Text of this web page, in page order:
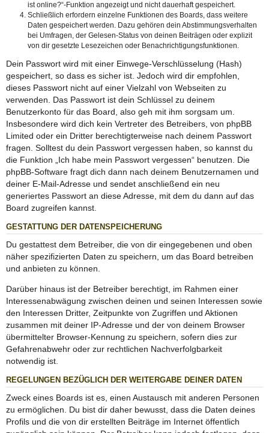
ist online?“-Funktion angezeigt und nicht dauerhaft gespeichert.
Schließlich erfordern einzelne Funktionen des Boards, dass weitere
Daten gespeichert werden. Dazu gehören dein Abstimmungsverhalten
bei Umfragen, der Gelesen-Status von deinen Beiträgen oder explizit
von dir gesetzte Lesezeichen oder Benachrichtigungsfunktionen.
Dein Passwort wird mit einer Einwege-Verschlüsselung (Hash)
gespeichert, so dass es sicher ist. Jedoch wird dir empfohlen,
dieses Passwort nicht auf einer Vielzahl von Webseiten zu
verwenden. Das Passwort ist dein Schlüssel zu deinem
Benutzerkonto für das Board, also geh mit ihm sorgsam um.
Insbesondere wird dich kein Vertreter des Betreibers, von phpBB
Limited oder ein Dritter berechtigterweise nach deinem Passwort
fragen. Solltest du dein Passwort vergessen haben, so kannst du
die Funktion „Ich habe mein Passwort vergessen“ benutzen. Die
phpBB-Software fragt dich dann nach deinem Benutzernamen und
deiner E-Mail-Adresse und sendet anschließend ein neu
generiertes Passwort an diese Adresse, mit dem du dann auf das
Board zugreifen kannst.
GESTATTUNG DER DATENSPEICHERUNG
Du gestattest dem Betreiber, die von dir eingegebenen und oben
näher spezifizierten Daten zu speichern, um das Board betreiben
und anbieten zu können.
Darüber hinaus ist der Betreiber berechtigt, im Rahmen einer
Interessenabwägung zwischen deinen und seinen Interessen sowie
den Interessen Dritter, Zeitpunkte von Zugriffen und Aktionen
zusammen mit deiner IP-Adresse und der von deinem Browser
übermittelter Browser-Kennung zu speichern, sofern dies zur
Gefahrenabwehr oder zur rechtlichen Nachverfolgbarkeit
notwendig ist.
REGELUNGEN BEZÜGLICH DER WEITERGABE DEINER DATEN
Zweck eines Boards ist es, einen Austausch mit anderen Personen
zu ermöglichen. Du bist dir daher bewusst, dass die Daten deines
Profils und die von dir erstellten Beiträge im Internet öffentlich